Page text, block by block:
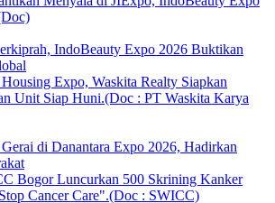
IndoBeauty Expo 2026 Buktikan
di Danantara Expo 2026, Hadirkan